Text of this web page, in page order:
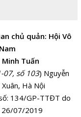
chủ quản: Hội Vô
Minh Tuấn
07, số 103) Nguyễn
Hà Nội
134/GP-TTĐT do
26/07/2019